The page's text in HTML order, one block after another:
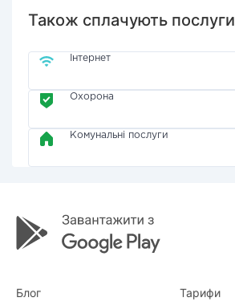
Також сплачують послуги
Інтернет
Охорона
Комунальні послуги
Блог Тарифи